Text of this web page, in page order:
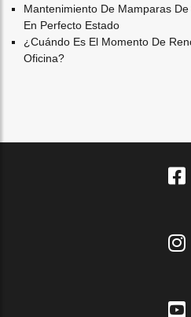
Mantenimiento De Mamparas
En Perfecto Estado
¿cuándo Es El Momento De
Oficina?